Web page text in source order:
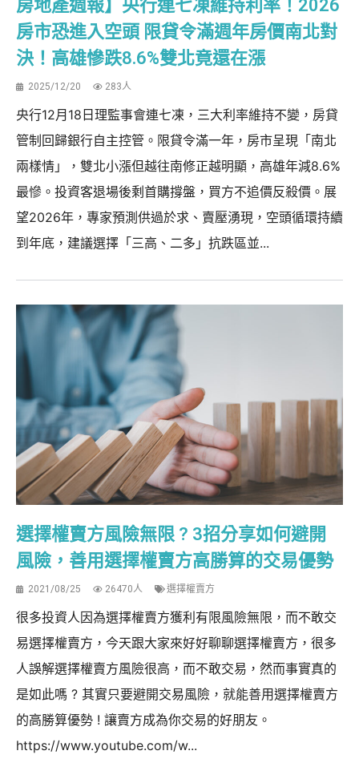
房地產週報】央行連七凍維持利率！2026
房市恐進入空頭 限貸令滿週年房價南北對
決！高雄慘跌8.6%雙北竟還在漲
2025/12/20 283人
央行12月18日理監事會連七凍，三大利率維持不變，房貸
管制回歸銀行自主控管。限貸令滿一年，房市呈現「南北
兩樣情」，雙北小漲但越往南修正越明顯，高雄年減8.6%
最慘。投資客退場後剩首購撐盤，買方不追價反殺價。展
望2026年，專家預測供過於求、賣壓湧現，空頭循環持續
到年底，建議選擇「三高、二多」抗跌區並...
選擇權賣方風險無限 ? 3招分享如何避開
風險，善用選擇權賣方高勝算的交易優勢
2021/08/25 26470人 選擇權賣方
很多投資人因為選擇權賣方獲利有限風險無限，而不敢交
易選擇權賣方，今天跟大家來好好聊聊選擇權賣方，很多
人誤解選擇權賣方風險很高，而不敢交易，然而事實真的
是如此嗎 ? 其實只要避開交易風險，就能善用選擇權賣方
的高勝算優勢 ! 讓賣方成為你交易的好朋友。
https://www.youtube.com/w...